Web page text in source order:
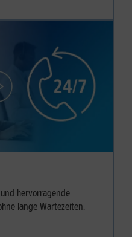
hervorragende
lange Wartezeiten.